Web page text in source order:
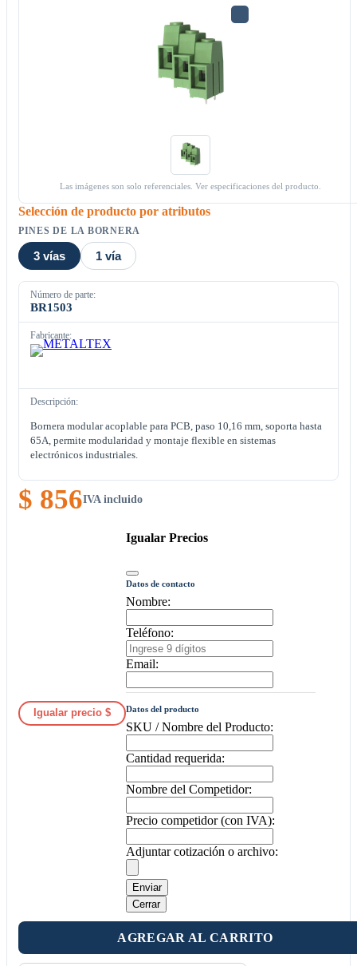
Las imágenes son solo referenciales. Ver especificaciones del producto.
Selección de producto por atributos
PINES DE LA BORNERA
3 vías 1 vía
Número de parte:
BR1503
Fabricante:
Descripción:
Bornera modular acoplable para PCB, paso 10,16 mm, soporta hasta
65A, permite modularidad y montaje flexible en sistemas
electrónicos industriales.
$ 856IVA incluido
Igualar precio $
Igualar Precios
Datos de contacto
Nombre:
Teléfono:
Email:
Datos del producto
SKU / Nombre del Producto:
Cantidad requerida:
Nombre del Competidor:
Precio competidor (con IVA):
Adjuntar cotización o archivo:
Enviar
Cerrar
AGREGAR AL CARRITO